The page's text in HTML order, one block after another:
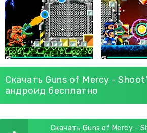
Скачать Guns of Mercy -
андроид бесплатно
Скачать Guns of Mercy -